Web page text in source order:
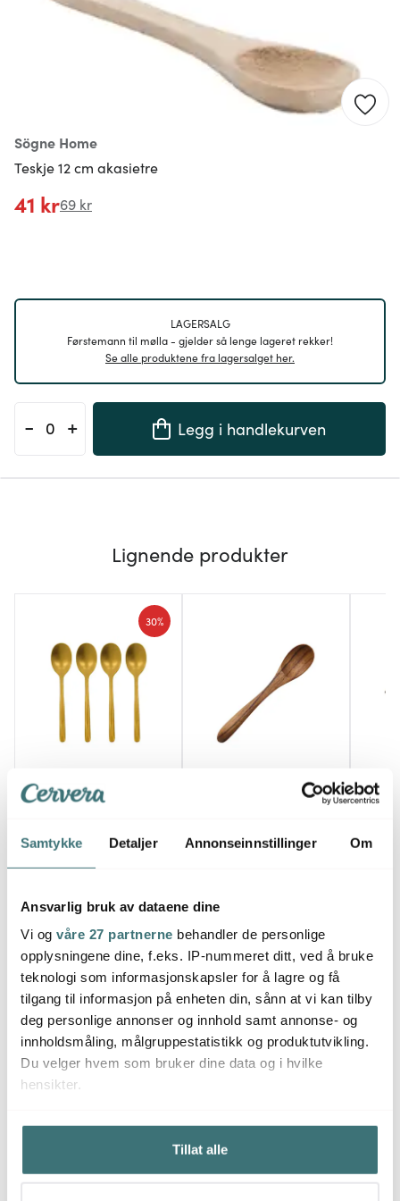
Samtykke Detaljer Annonseinnstillinger Om
Ansvarlig bruk av dataene dine
Vi og våre 27 partnerne behandler de personlige
opplysningene dine, f.eks. IP-nummeret ditt, ved å bruke
teknologi som informasjonskapsler for å lagre og få
tilgang til informasjon på enheten din, sånn at vi kan tilby
deg personlige annonser og innhold samt annonse- og
innholdsmåling, målgruppestatistikk og produktutvikling.
Du velger hvem som bruker dine data og i hvilke
hensikter.
Hvis du gir oss lov, vil vi også gjerne:
Innhente informasjon om den geografiske
beliggenheten din, som kan være nøyaktig innenfor
Tillat alle
Sögne Home
Teskje 12 cm akasietre
41 kr69 kr
LAGERSALG
Førstemann til mølla - gjelder så lenge lageret rekker!
Se alle produktene fra lagersalget her.
- + Legg i handlekurven
Lignende produkter
Nicolas Vahé
Teskje 14 cm 4 stk
161 kr 230 kr
30%
49 kr 59 kr
Du kanskje også liker